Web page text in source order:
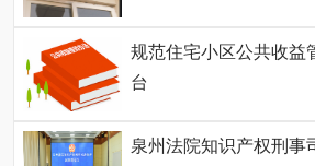
规范住宅小区公共收益
台
泉州法院知识产权刑事